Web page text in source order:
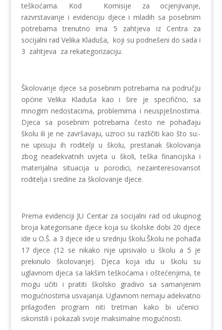
teškoćama. Kod Komisije za ocjenjivanje,
razvrstavanje i evidenciju djece i mladih sa posebnim
potrebama trenutno ima 5 zahtjeva iz Centra za
socijalni rad Velika Kladuša, koji su podnešeni do sada i
3 zahtjeva za rekategorizaciju.
Školovanje djece sa posebnim potrebama na području
općine Velika Kladuša kao i šire je specifično, sa
mnogim nedostacima, problemima i neuspješnostima.
Djeca sa posebnim potrebama često ne pohađaju
školu ili je ne završavaju, uzroci su različiti kao što su:-
ne upisuju ih roditelji u školu, prestanak školovanja
zbog neadekvatnih uvjeta u školi, teška financijska i
materijalna situacija u porodici, nezainteresovansot
roditelja i sredine za školovanje djece.
Prema evidenciji JU Centar za socijalni rad od ukupnog
broja kategorisane djece koja su školske dobi 20 djece
ide u O.Š. a 3 djece ide u srednju školu.Školu ne pohađa
17 djece (12 se nikako nije upisivalo u školu a 5 je
prekinulo školovanje). Djeca koja idu u školu su
uglavnom djeca sa lakšim teškoćama i oštećenjima, te
mogu učiti i pratiti školsko gradivo sa samanjenim
mogućnostima usvajanja. Uglavnom nemaju adekvatno
prilagođen program niti tretman kako bi učenici
iskoristili i pokazali svoje maksimalne mogućnosti.